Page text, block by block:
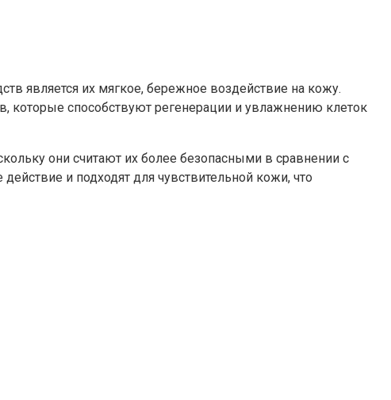
является их мягкое, бережное воздействие на кожу.
которые способствуют регенерации и увлажнению клеток
они считают их более безопасными в сравнении с
и подходят для чувствительной кожи, что